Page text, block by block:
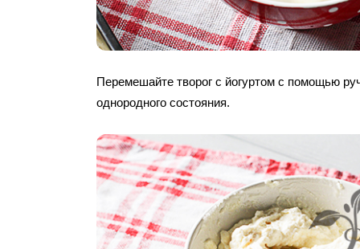
Перемешайте творог с йогуртом с помощью
однородного состояния.